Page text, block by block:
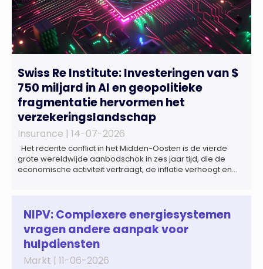
Swiss Re Institute: Investeringen van $
750 miljard in AI en geopolitieke
fragmentatie hervormen het
verzekeringslandschap
Insurance | 14-07-2026
Het recente conflict in het Midden-Oosten is de vierde
grote wereldwijde aanbodschok in zes jaar tijd, die de
economische activiteit vertraagt, de inflatie verhoogt en
wereldwijd naar verwachting afnemen tot 1,3% in reële
NIPV: Complexere energiesystemen
vragen andere aanpak voor
hulpdiensten
Markt | 11-06-2026